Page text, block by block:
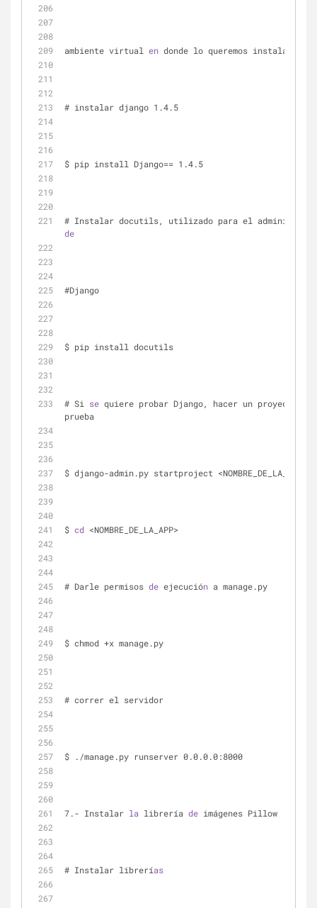
ambiente virtual en donde lo queremos instalar)
# instalar django 1.4.5
$ pip install Django== 1.4.5
de
#Django
$ pip install docutils
# Si se quiere probar Django, hacer un proyecto
prueba
$ django-admin.py startproject <NOMBRE_DE_LA_APP>
$ cd <NOMBRE_DE_LA_APP>
# Darle permisos de ejecución a manage.py
$ chmod +x manage.py
# correr el servidor
$ ./manage.py runserver 0.0.0.0:8000
7.- Instalar la librería de imágenes Pillow
# Instalar librerías